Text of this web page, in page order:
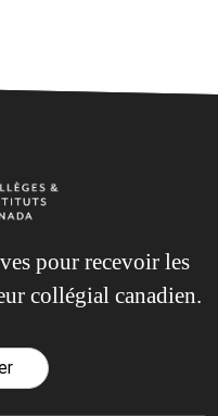
pour recevoir les
collégial canadien.